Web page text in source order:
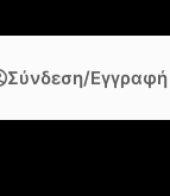
Σύνδεση/Εγγραφή